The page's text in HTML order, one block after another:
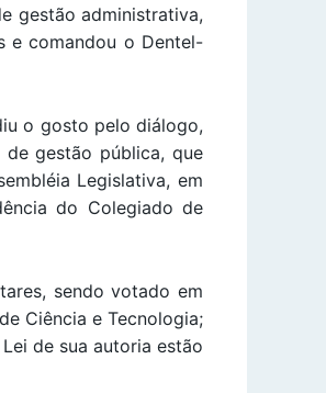
gestão administrativa,
e comandou o Dentel-
o gosto pelo diálogo,
de gestão pública, que
Legislativa, em
do Colegiado de
sendo votado em
Ciência e Tecnologia;
de sua autoria estão